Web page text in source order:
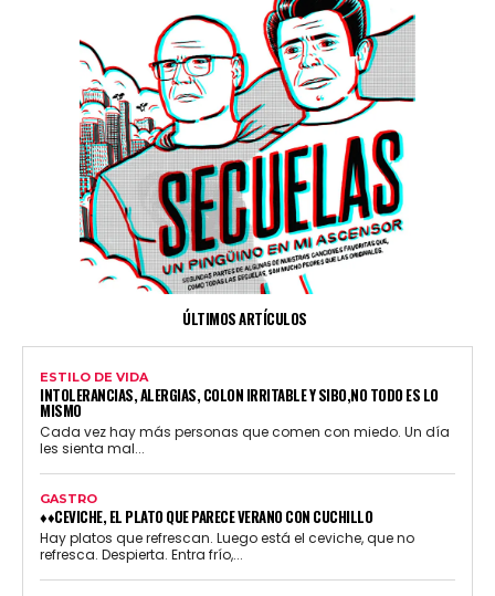
ÚLTIMOS ARTÍCULOS
ESTILO DE VIDA
INTOLERANCIAS, ALERGIAS, COLON IRRITABLE Y SIBO,NO TODO ES LO
MISMO
Cada vez hay más personas que comen con miedo. Un día
les sienta mal...
GASTRO
♦♦CEVICHE, EL PLATO QUE PARECE VERANO CON CUCHILLO
Hay platos que refrescan. Luego está el ceviche, que no
refresca. Despierta. Entra frío,...